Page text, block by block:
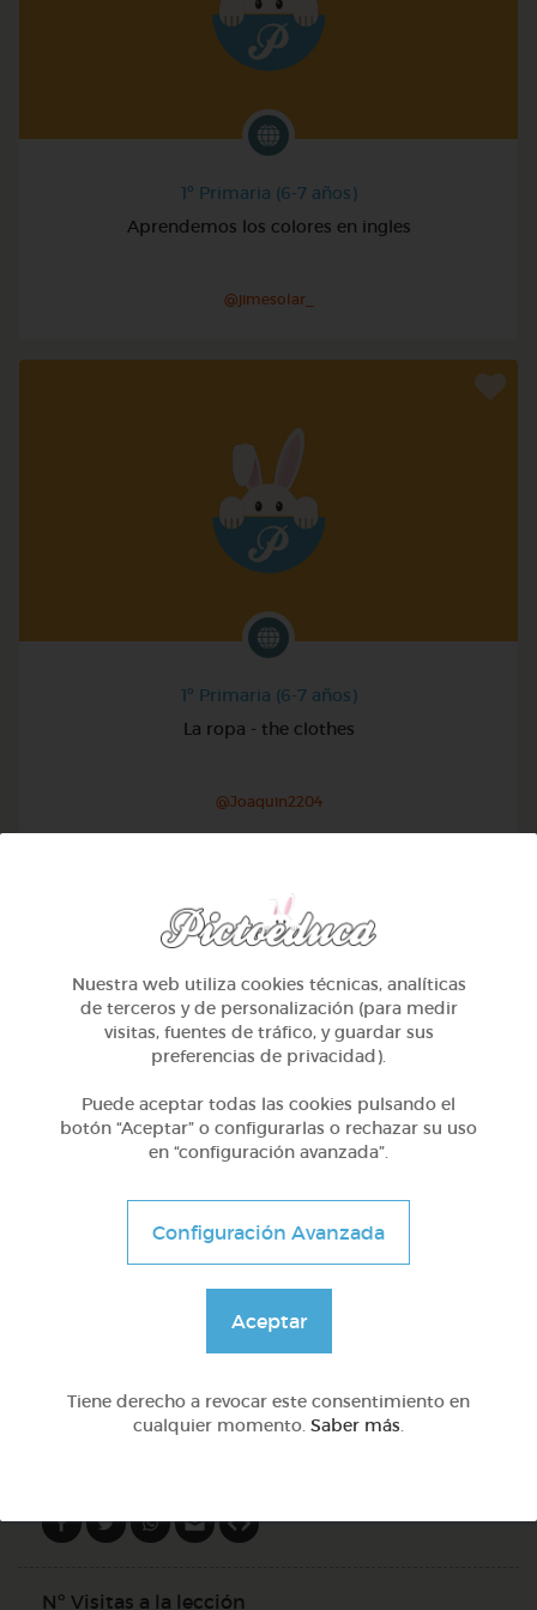
1º Primaria (6-7 años)
Aprendemos los colores en ingles
@jimesolar_
1º Primaria (6-7 años)
La ropa - the clothes
@Joaquin2204
1º Primaria (6-7 años)
Inglés: people, family & job
DOCS (4)
Nº Visitas a la lección
Nuestra web utiliza cookies técnicas, analíticas
de terceros y de personalización (para medir
visitas, fuentes de tráfico, y guardar sus
preferencias de privacidad).
Puede aceptar todas las cookies pulsando el
botón “Aceptar” o configurarlas o rechazar su uso
en “configuración avanzada”.
Configuración Avanzada
Aceptar
Tiene derecho a revocar este consentimiento en
cualquier momento. Saber más.